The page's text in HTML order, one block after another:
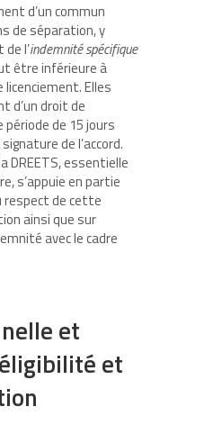
d’un commun
de séparation, y
l’indemnité spécifique
être inférieure à
licenciement. Elles
d’un droit de
de 15 jours
de l’accord.
DREETS, essentielle
s’appuie en partie
respect de cette
ainsi que sur
avec le cadre
et
et